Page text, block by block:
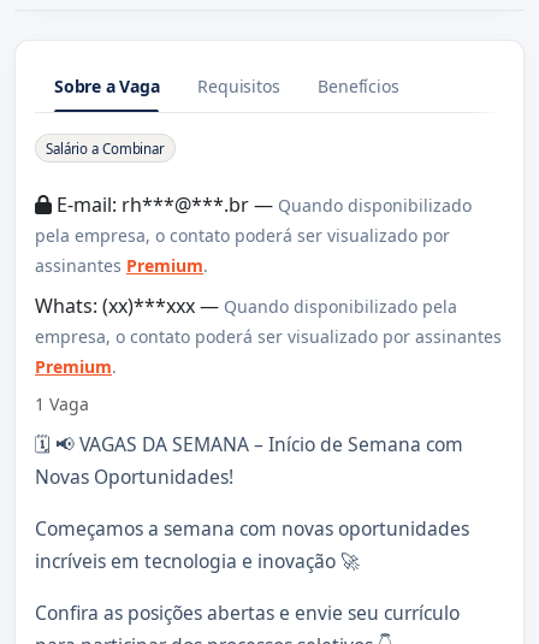
Sobre a Vaga Requisitos Benefícios
Sobre a Vaga
Salário a Combinar
E-mail: rh***@***.br — Quando disponibilizado
pela empresa, o contato poderá ser visualizado por
assinantes Premium.
Whats: (xx)***xxx — Quando disponibilizado pela
empresa, o contato poderá ser visualizado por assinantes
Premium.
1 Vaga
🗓️ 📢 VAGAS DA SEMANA – Início de Semana com
Novas Oportunidades!
Começamos a semana com novas oportunidades
incríveis em tecnologia e inovação 🚀
Confira as posições abertas e envie seu currículo